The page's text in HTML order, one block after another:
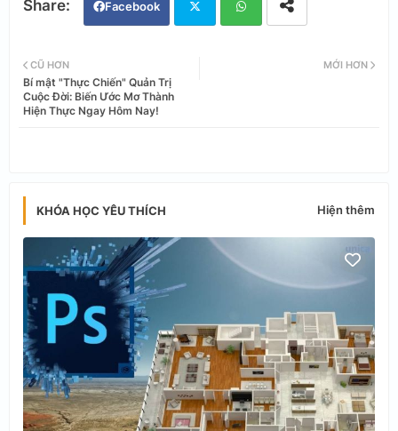
Facebook
MỚI HƠN
CŨ HƠN
Bí mật "Thực Chiến" Quản Trị
Cuộc Đời: Biến Ước Mơ Thành
Hiện Thực Ngay Hôm Nay!
KHÓA HỌC YÊU THÍCH Hiện thêm